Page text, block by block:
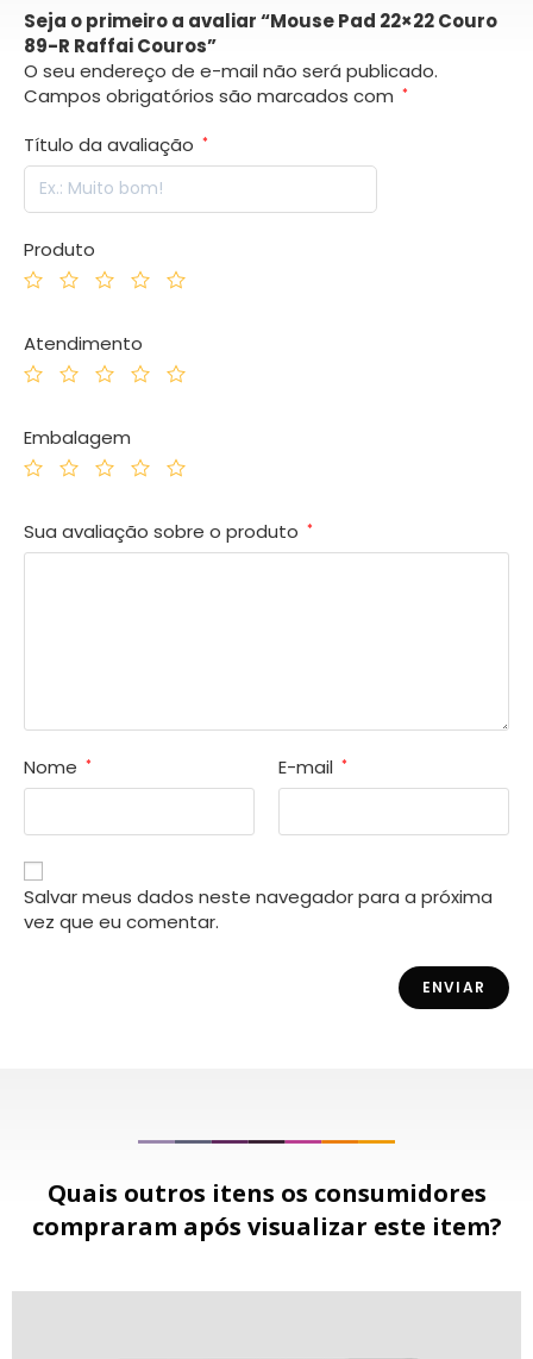
Seja o primeiro a avaliar “Mouse Pad 22×22 Couro
89-R Raffai Couros”
O seu endereço de e-mail não será publicado.
Campos obrigatórios são marcados com *
Título da avaliação *
Produto
Atendimento
Embalagem
Sua avaliação sobre o produto *
Nome * E-mail *
Salvar meus dados neste navegador para a próxima
vez que eu comentar.
Quais outros itens os consumidores
compraram após visualizar este item?